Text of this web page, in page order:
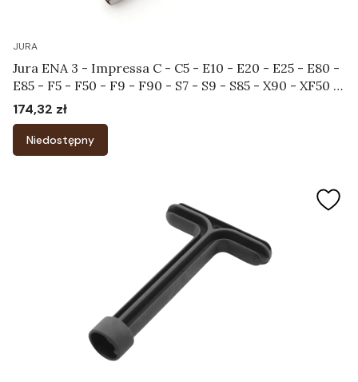
JURA
Jura ENA 3 - Impressa C - C5 - E10 - E20 - E25 - E80 -
E85 - F5 - F50 - F9 - F90 - S7 - S9 - S85 - X90 - XF50 -
XF70 - XS90 - XS95 - Końcówka do systemu
spieniającego Art.65642
Cena
174,32 zł
Niedostępny